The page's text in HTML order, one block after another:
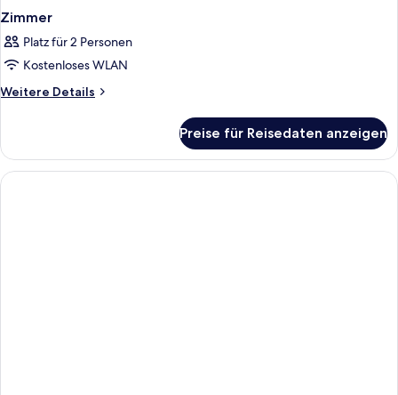
Zimmer
Platz für 2 Personen
Kostenloses WLAN
Weitere Details
Weitere
Preise für Reisedaten anzeigen